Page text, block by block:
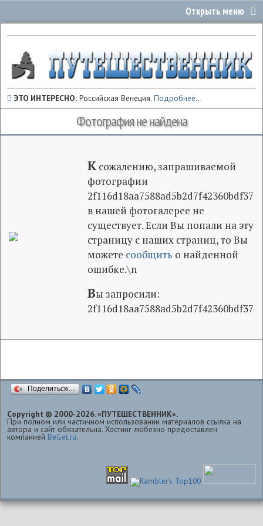
ЭТО ИНТЕРЕСНО: Российская Венеция.Подробнее...
Фотография не найдена
К сожалению, запрашиваемой
фотографии
2f116d18aa7588ad5b2d7f42360bdf37
в нашей фотогалерее не
существует. Если Вы попали на эту
страницу с наших страниц, то Вы
можете сообщить о найденной
ошибке.\n
Вы запросили:
2f116d18aa7588ad5b2d7f42360bdf37
Поделиться…
Copyright © 2000-2026. «ПУТЕШЕСТВЕННИК».
При полном или частичном использовании материалов ссылка на
автора и сайт обязательна. Хостинг любезно предоставлен
компанией BeGet.ru.